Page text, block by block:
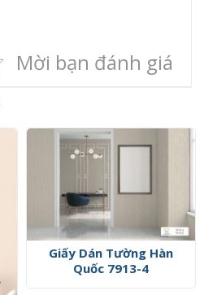
Mời bạn đánh giá
Giấy Dán Tường Hàn
Quốc 7913-4